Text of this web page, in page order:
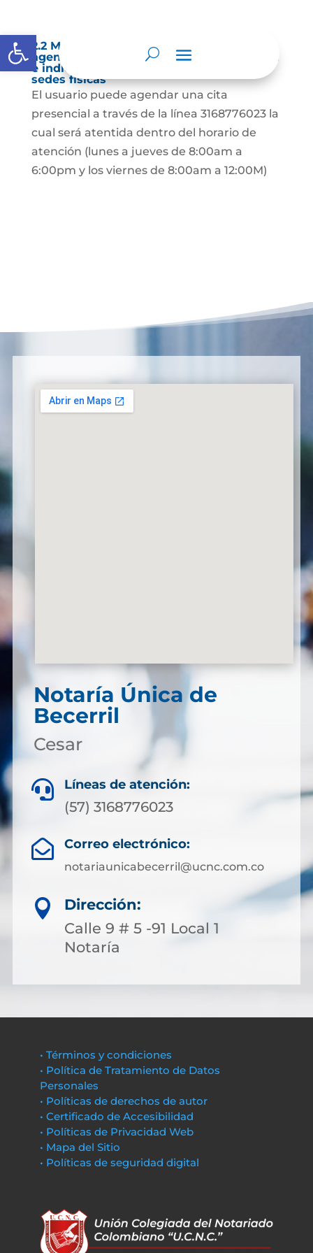
Abrir barra de herramientas
2.2 Mecanismo para que el usuario pueda
agendar una cita para atención presencial
e indicar los horarios de atención en
sedes físicas
El usuario puede agendar una cita
presencial a través de la línea 3168776023 la
cual será atentida dentro del horario de
atención (lunes a jueves de 8:00am a
6:00pm y los viernes de 8:00am a 12:00M)
Notaría Única de
Becerril
Cesar
 Líneas de atención:
(57) 3168776023
 Correo electrónico:
notariaunicabecerril@ucnc.com.co

Dirección:
Calle 9 # 5 -91 Local 1
Notaría
• Términos y condiciones
• Política de Tratamiento de Datos
Personales
• Políticas de derechos de autor
• Certificado de Accesibilidad
• Políticas de Privacidad Web
• Mapa del Sitio
• Políticas de seguridad digital